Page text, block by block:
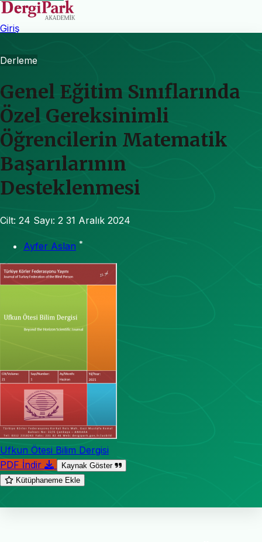
Giriş
Derleme
Genel Eğitim Sınıflarında
Özel Gereksinimli
Öğrencilerin Matematik
Başarılarının
Desteklenmesi
Cilt: 24 Sayı: 2 31 Aralık 2024
Ayfer Aslan *
Ufkun Ötesi Bilim Dergisi
PDF İndir
Kaynak Göster
Kütüphaneme Ekle